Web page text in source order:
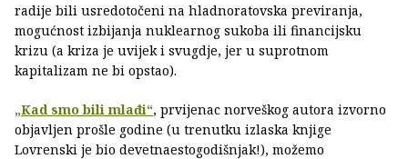
radije bili usredotočeni na hladnoratovska previranja,
mogućnost izbijanja nuklearnog sukoba ili financijsku
krizu (a kriza je uvijek i svugdje, jer u suprotnom
kapitalizam ne bi opstao).
„Kad smo bili mlađi“, prvijenac norveškog autora izvorno
objavljen prošle godine (u trenutku izlaska knjige
Lovrenski je bio devetnaestogodišnjak!), možemo